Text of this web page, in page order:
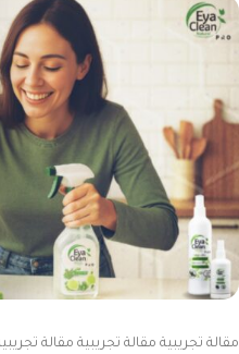
مقالة تجريبية مقالة تجريبية مقالة